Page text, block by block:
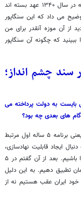
موزه ای رفتم. در آن موزه یک نفر برایم شرح داد که در سال ۱۳۴۰ عهد بسته اند
می داد که این سنگاپور
از آن موزه آنقدر برای من
که چگونه آن سنگاپور
چشم انداز؛
بایست به دولت پرداخته می
های بعدی چه بود؟
من خدمت رهبری هم توضیح دادم که در گام اول یعنی برنامه ۵ ساله اول مرتبط
ایجاد قابلیت نهادسازی،
انضباط و امنیت وفاق و انسجام باشیم. یعنی همگرا باشیم. بعد از آن گفتم در ۵
تطبیق دهیم. به این دلیل
ایران عقب هستیم نه از